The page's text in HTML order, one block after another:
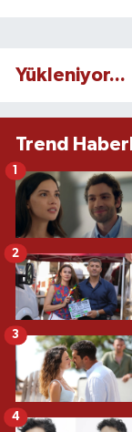
Yükleniyor...
Trend
1
2
3
4